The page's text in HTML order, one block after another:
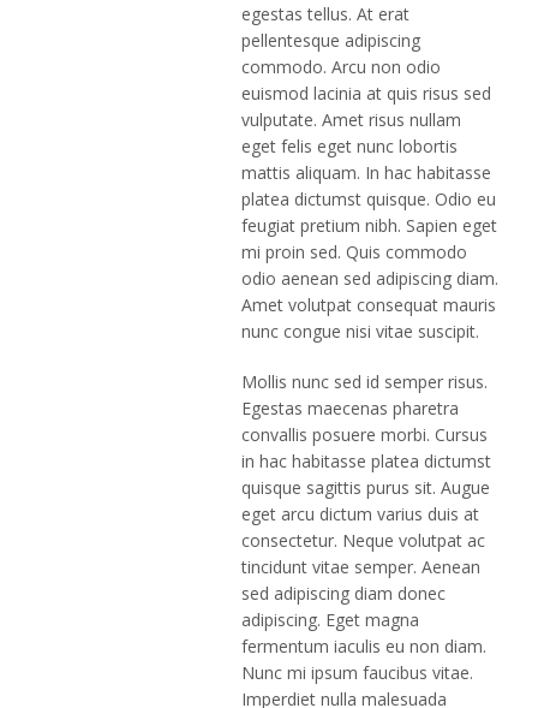
egestas tellus. At erat
pellentesque adipiscing
commodo. Arcu non odio
euismod lacinia at quis risus sed
vulputate. Amet risus nullam
eget felis eget nunc lobortis
mattis aliquam. In hac habitasse
platea dictumst quisque. Odio eu
feugiat pretium nibh. Sapien eget
mi proin sed. Quis commodo
odio aenean sed adipiscing diam.
Amet volutpat consequat mauris
nunc congue nisi vitae suscipit.
Mollis nunc sed id semper risus.
Egestas maecenas pharetra
convallis posuere morbi. Cursus
in hac habitasse platea dictumst
quisque sagittis purus sit. Augue
eget arcu dictum varius duis at
consectetur. Neque volutpat ac
tincidunt vitae semper. Aenean
sed adipiscing diam donec
adipiscing. Eget magna
fermentum iaculis eu non diam.
Nunc mi ipsum faucibus vitae.
Imperdiet nulla malesuada